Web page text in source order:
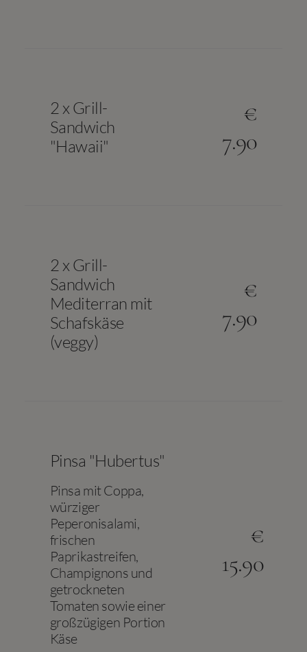
2 x Grill-
Sandwich
"Hawaii"
€
7.90
2 x Grill-
Sandwich
Mediterran mit
Schafskäse
(veggy)
€
7.90
Pinsa "Hubertus"
Pinsa mit Coppa,
würziger
Peperonisalami,
frischen
Paprikastreifen,
Champignons und
getrockneten
Tomaten sowie einer
großzügigen Portion
Käse
€
15.90